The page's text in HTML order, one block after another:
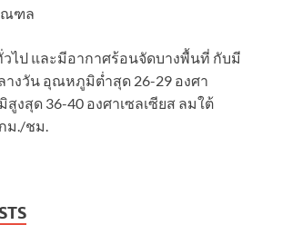
ณฑล
ไป และมีอากาศร้อนจัดบางพื้นที่ กับมี
งวัน อุณหภูมิต่ำสุด 26-29 องศา
งสุด 36-40 องศาเซลเซียส ลมใต้
ม./ชม.